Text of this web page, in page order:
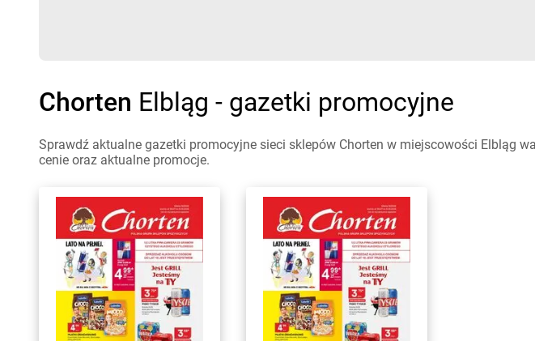
Chorten Elbląg - gazetki promocyjne
Sprawdź aktualne gazetki promocyjne sieci sklepów Chorten w miejscowości Elbląg
cenie oraz aktualne promocje.